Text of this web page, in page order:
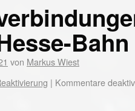
von Markus Wiest
| Kommentare